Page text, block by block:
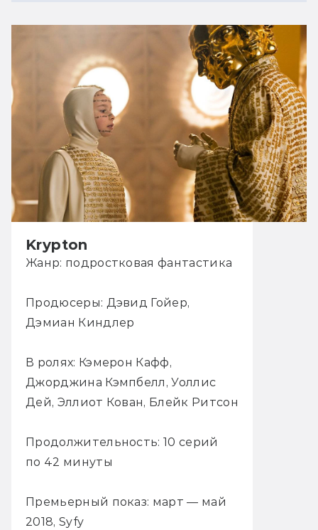
Krypton
Жанр: подростковая фантастика
Продюсеры: Дэвид Гойер,
Дэмиан Киндлер
В ролях: Кэмерон Кафф,
Джорджина Кэмпбелл, Уоллис
Дей, Эллиот Кован, Блейк Ритсон
Продолжительность: 10 серий
по 42 минуты
Премьерный показ: март — май
2018, Syfy